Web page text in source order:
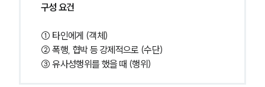
구성 요건
① 타인에게 (객체)
② 폭행, 협박 등 강제적으로 (수단)
③ 유사성행위를 했을 때 (행위)